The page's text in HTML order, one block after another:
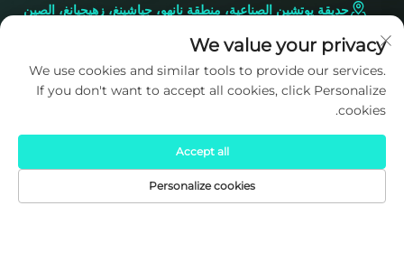
حديقة يوتشين الصناعية، منطقة نانهو، جياشينغ، زهيجيانغ، الصين
+86-573-83224422
[email protected]
We value your privacy
We use cookies and similar tools to provide our services.
If you don't want to accept all cookies, click Personalize
cookies.
Personalize cookies
Accept all